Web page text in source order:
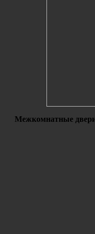
Межкомнатные двери